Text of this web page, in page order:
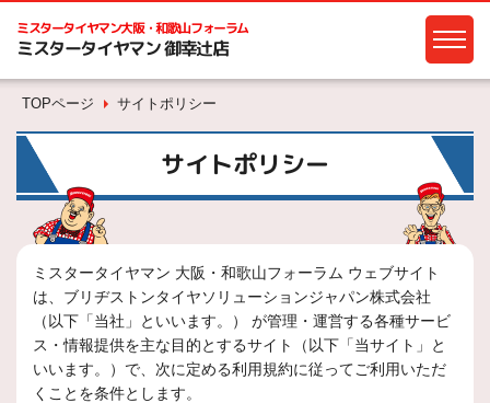
ミスタータイヤマン大阪・和歌山フォーラム
ミスタータイヤマン 御幸辻店
TOPページ サイトポリシー
サイトポリシー
ミスタータイヤマン 大阪・和歌山フォーラム ウェブサイト
は、ブリヂストンタイヤソリューションジャパン株式会社
（以下「当社」といいます。） が管理・運営する各種サービ
ス・情報提供を主な目的とするサイト（以下「当サイト」と
いいます。）で、次に定める利用規約に従ってご利用いただ
くことを条件とします。